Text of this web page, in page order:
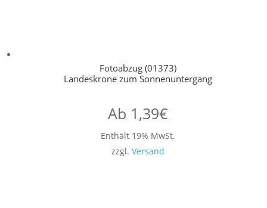
Fotoabzug (01373)
Landeskrone zum Sonnenuntergang
Ab 1,39€
Enthält 19% MwSt.
zzgl. Versand